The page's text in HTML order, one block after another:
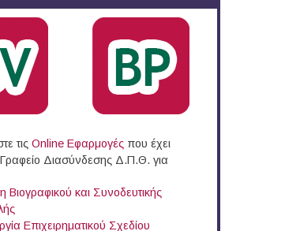
τις Online Eφαρμογές που έχει
Γραφείο Διασύνδεσης Δ.Π.Θ. για
Βιογραφικού και Συνοδευτικής
Επιχειρηματικού Σχεδίου